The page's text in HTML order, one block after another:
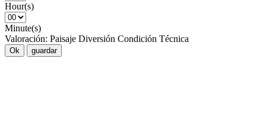
Hour(s)
Minute(s)
Valoración: Paisaje Diversión Condición Técnica
Ok guardar